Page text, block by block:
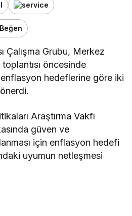
Beğen
Çalışma Grubu, Merkez
toplantısı öncesinde
enflasyon hedeflerine göre iki
Araştırma Vakfı
güven ve
için enflasyon hedefi
uyumun netleşmesi